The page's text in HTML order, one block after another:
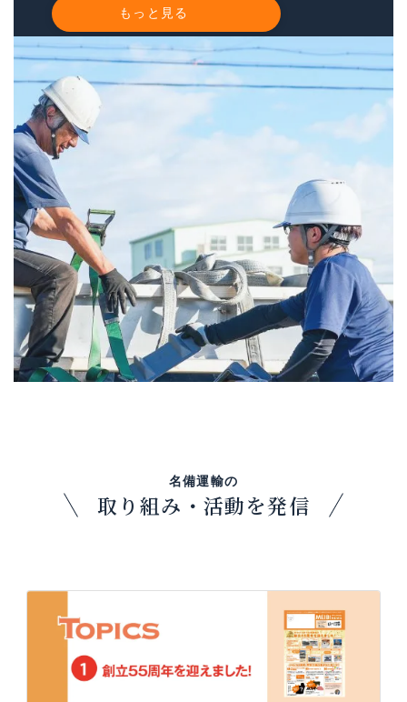
もっと見る
名備運輸の
取り組み・活動を発信